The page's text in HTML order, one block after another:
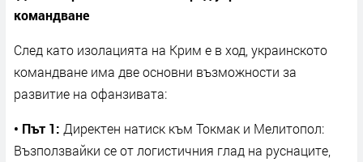
командване
След като изолацията на Крим е в ход, украинското
командване има две основни възможности за
развитие на офанзивата:
• Път 1: Директен натиск към Токмак и Мелитопол:
Възползвайки се от логистичния глад на руснаците,